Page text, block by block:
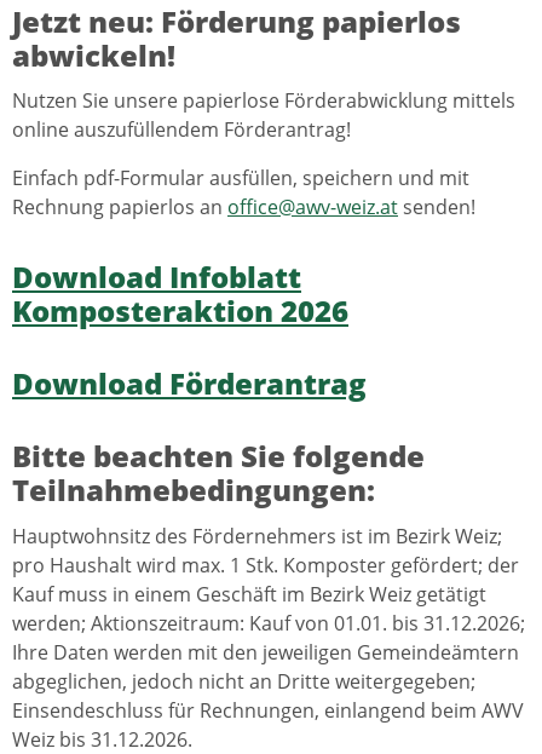
Jetzt neu: Förderung papierlos
abwickeln!
Nutzen Sie unsere papierlose Förderabwicklung mittels
online auszufüllendem Förderantrag!
Einfach pdf-Formular ausfüllen, speichern und mit
Rechnung papierlos an office@awv-weiz.atsenden!
Download Infoblatt
Komposteraktion 2026
Download Förderantrag
Bitte beachten Sie folgende
Teilnahmebedingungen:
Hauptwohnsitz des Fördernehmers ist im Bezirk Weiz;
pro Haushalt wird max. 1 Stk. Komposter gefördert; der
Kauf muss in einem Geschäft im Bezirk Weiz getätigt
werden; Aktionszeitraum: Kauf von 01.01. bis 31.12.2026;
Ihre Daten werden mit den jeweiligen Gemeindeämtern
abgeglichen, jedoch nicht an Dritte weitergegeben;
Einsendeschluss für Rechnungen, einlangend beim AWV
Weiz bis 31.12.2026.